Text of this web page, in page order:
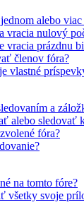
alebo viac
vracia nulový
vracia prázdnu
členov fóra?
vlastné
a
alebo sledovať
fóra?
na tomto fóre?
všetky svoje